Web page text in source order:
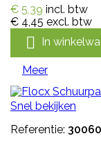
€ 5,39 incl. btw
€ 4,45 excl. btw
 In
Meer
Snel bekijken
Referentie: